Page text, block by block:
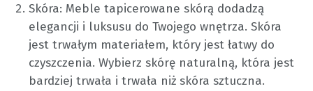
Skóra: Meble tapicerowane skórą dodadzą
elegancji i luksusu do Twojego wnętrza. Skóra
jest trwałym materiałem, który jest łatwy do
czyszczenia. Wybierz skórę naturalną, która jest
bardziej trwała i trwała niż skóra sztuczna.